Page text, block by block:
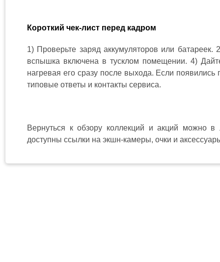
Короткий чек-лист перед кадром
1) Проверьте заряд аккумуляторов или батареек.
вспышка включена в тусклом помещении. 4)
нагревая его сразу после выхода. Если
типовые ответы и контакты сервиса.
Вернуться к обзору коллекций и акций можно
доступны ссылки на экшн-камеры, очки и